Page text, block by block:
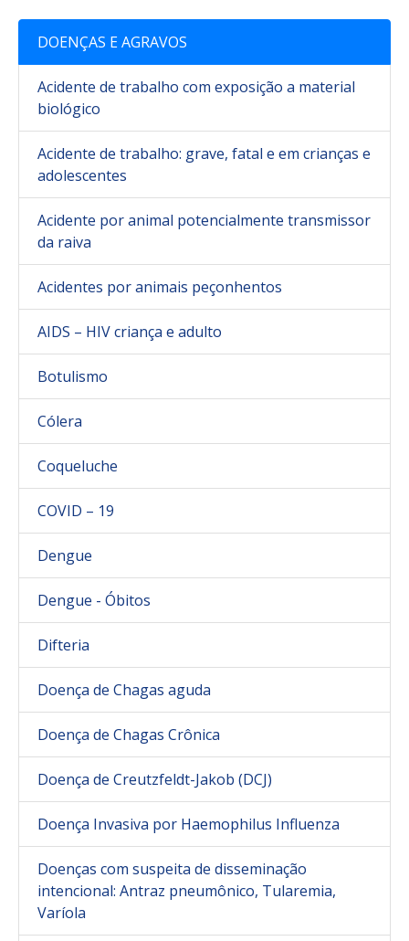
DOENÇAS E AGRAVOS
Acidente de trabalho com exposição a material
biológico
Acidente de trabalho: grave, fatal e em crianças e
adolescentes
Acidente por animal potencialmente transmissor
da raiva
Acidentes por animais peçonhentos
AIDS – HIV criança e adulto
Botulismo
Cólera
Coqueluche
COVID – 19
Dengue
Dengue - Óbitos
Difteria
Doença de Chagas aguda
Doença de Chagas Crônica
Doença de Creutzfeldt-Jakob (DCJ)
Doença Invasiva por Haemophilus Influenza
Doenças com suspeita de disseminação
intencional: Antraz pneumônico, Tularemia,
Varíola